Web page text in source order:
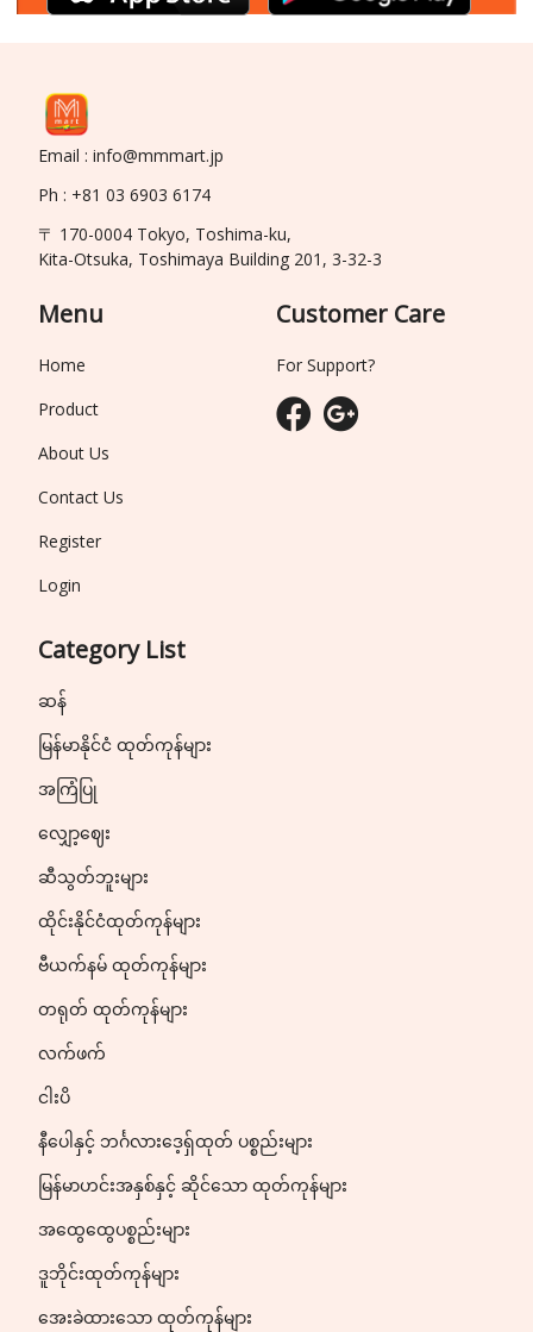
Email : info@mmmart.jp
Ph : +81 03 6903 6174
〒 170-0004 Tokyo, Toshima-ku,
Kita-Otsuka, Toshimaya Building 201, 3-32-3
Menu
Home
Product
About Us
Contact Us
Register
Login
Category List
ဆန်
မြန်မာနိုင်ငံ ထုတ်ကုန်များ
အကြံပြု
လျှော့ဈေး
ဆီသွတ်ဘူးများ
ထိုင်းနိုင်ငံထုတ်ကုန်များ
ဗီယက်နမ် ထုတ်ကုန်များ
တရုတ် ထုတ်ကုန်များ
လက်ဖက်
ငါးပိ
နီပေါနှင့် ဘင်္ဂလားဒေ့ရှ်ထုတ် ပစ္စည်းများ
မြန်မာဟင်းအနှစ်နှင့် ဆိုင်သော ထုတ်ကုန်များ
အထွေထွေပစ္စည်းများ
ဒူဘိုင်းထုတ်ကုန်များ
အေးခဲထားသော ထုတ်ကုန်များ
Customer Care
For Support?